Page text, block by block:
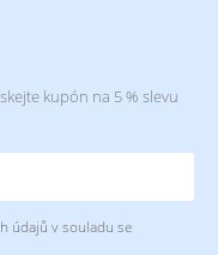
kupón na 5 % slevu
údajů v souladu se